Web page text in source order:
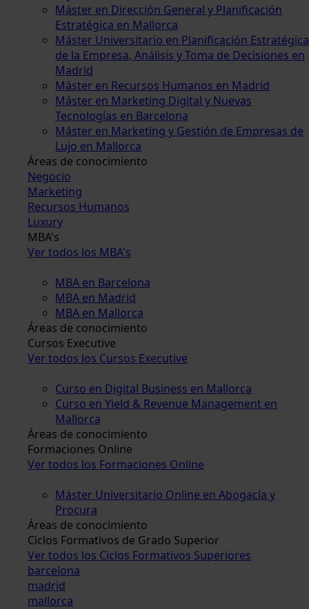
Máster en Dirección General y Planificación
Estratégica en Mallorca
Máster Universitario en Planificación Estratégica
de la Empresa, Análisis y Toma de Decisiones en
Madrid
Máster en Recursos Humanos en Madrid
Máster en Marketing Digital y Nuevas
Tecnologías en Barcelona
Máster en Marketing y Gestión de Empresas de
Lujo en Mallorca
Áreas de conocimiento
Negocio
Marketing
Recursos Humanos
Luxury
MBA's
Ver todos los MBA's
MBA en Barcelona
MBA en Madrid
MBA en Mallorca
Áreas de conocimiento
Cursos Executive
Ver todos los Cursos Executive
Curso en Digital Business en Mallorca
Curso en Yield & Revenue Management en
Mallorca
Áreas de conocimiento
Formaciones Online
Ver todos los Formaciones Online
Máster Universitario Online en Abogacía y
Procura
Áreas de conocimiento
Ciclos Formativos de Grado Superior
Ver todos los Ciclos Formativos Superiores
barcelona
madrid
mallorca